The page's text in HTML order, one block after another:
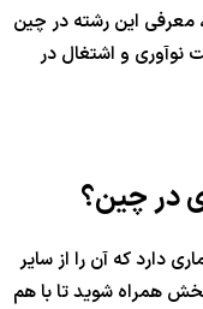
معرفی این رشته در چین
و اشتغال در
در چین؟
دارد که آن را از سایر
همراه شوید تا با هم